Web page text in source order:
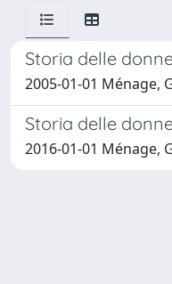
Storia delle
2005-01-01 Ménage,
Storia delle
2016-01-01 Ménage,